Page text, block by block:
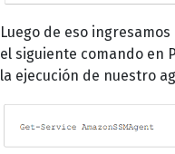
Luego de eso
el siguiente comando en
la ejecución de nuestro